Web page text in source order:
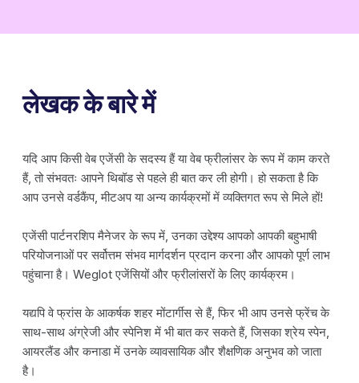
लेखक के बारे में
यदि आप किसी वेब एजेंसी के सदस्य हैं या वेब फ्रीलांसर के रूप में काम करते
हैं, तो संभवतः आपने थिबॉड से पहले ही बात कर ली होगी। हो सकता है कि
आप उनसे वर्डकैंप, मीटअप या अन्य कार्यक्रमों में व्यक्तिगत रूप से मिले हों!
एजेंसी पार्टनरशिप मैनेजर के रूप में, उनका उद्देश्य आपको आपकी बहुभाषी
परियोजनाओं पर सर्वोत्तम संभव मार्गदर्शन प्रदान करना और आपको पूर्ण लाभ
पहुंचाना है। Weglot एजेंसियों और फ्रीलांसरों के लिए कार्यक्रम।
यद्यपि वे फ्रांस के आकर्षक शहर मोंटार्गीस से हैं, फिर भी आप उनसे फ्रेंच के
साथ-साथ अंग्रेजी और स्पेनिश में भी बात कर सकते हैं, जिसका श्रेय स्पेन,
आयरलैंड और कनाडा में उनके व्यावसायिक और शैक्षणिक अनुभव को जाता
है।